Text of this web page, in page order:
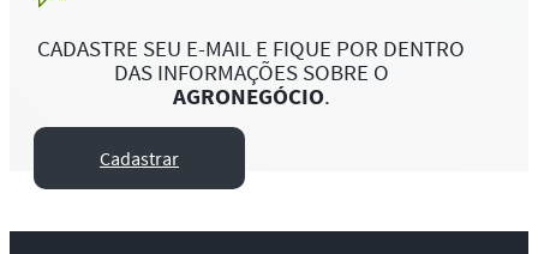
CADASTRE SEU E-MAIL E FIQUE POR DENTRO
DAS INFORMAÇÕES SOBRE O
AGRONEGÓCIO.
Cadastrar